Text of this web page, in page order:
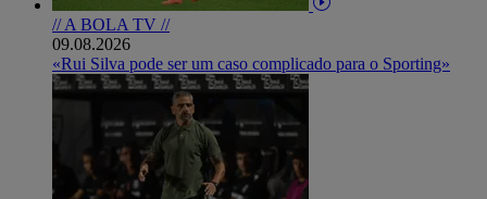
// A BOLA TV //
09.08.2026
«Rui Silva pode ser um caso complicado para o Sporting»